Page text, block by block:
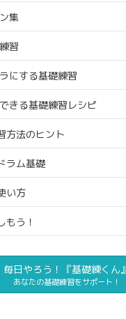
集
習
にする基礎練習
きる基礎練習レシピ
方法のヒント
ラム基礎
い方
もう！
毎日やろう！『基礎練くん』
あなたの基礎練習をサポート！